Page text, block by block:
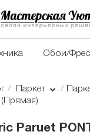
Обои/
Паркет
(Прямая)
Paruet